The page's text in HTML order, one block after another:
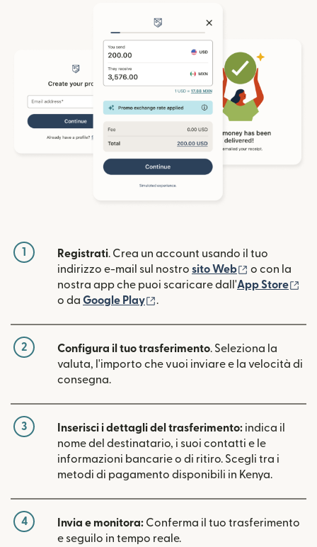
1 Registrati. Crea un account usando il tuo
indirizzo e-mail sul nostro sito Web (si apre in
o con la
nostra app che puoi scaricare dall'App Store
o da Google Play .
2 Configura il tuo trasferimento. Seleziona la
valuta, l'importo che vuoi inviare e la velocità di
consegna.
3 Inserisci i dettagli del trasferimento: indica il
nome del destinatario, i suoi contatti e le
informazioni bancarie o di ritiro. Scegli tra i
metodi di pagamento disponibili in Kenya.
4 Invia e monitora: Conferma il tuo trasferimento
e seguilo in tempo reale.